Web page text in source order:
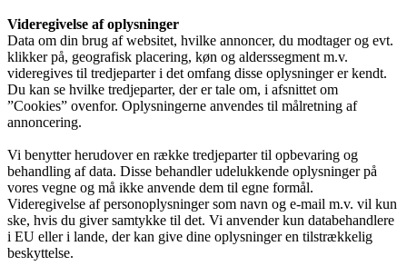
Videregivelse af oplysninger
Data om din brug af websitet, hvilke annoncer, du modtager og evt.
klikker på, geografisk placering, køn og alderssegment m.v.
videregives til tredjeparter i det omfang disse oplysninger er kendt.
Du kan se hvilke tredjeparter, der er tale om, i afsnittet om
”Cookies” ovenfor. Oplysningerne anvendes til målretning af
annoncering.
Vi benytter herudover en række tredjeparter til opbevaring og
behandling af data. Disse behandler udelukkende oplysninger på
vores vegne og må ikke anvende dem til egne formål.
Videregivelse af personoplysninger som navn og e-mail m.v. vil kun
ske, hvis du giver samtykke til det. Vi anvender kun databehandlere
i EU eller i lande, der kan give dine oplysninger en tilstrækkelig
beskyttelse.